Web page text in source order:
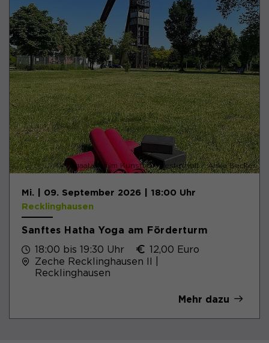
© Yogaatelier im Kunsthof Westerholt / Anke Becker
Mi. | 09. September 2026 | 18:00 Uhr
Recklinghausen
Sanftes Hatha Yoga am Förderturm
18:00 bis 19:30 Uhr
12,00 Euro
Zeche Recklinghausen II |
Recklinghausen
Mehr dazu